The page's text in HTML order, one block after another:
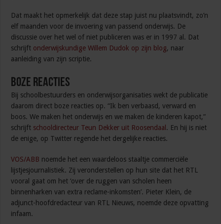
Dat maakt het opmerkelijk dat deze stap juist nu plaatsvindt, zo’n
elf maanden voor de invoering van passend onderwijs. De
discussie over het wel of niet publiceren was er in 1997 al. Dat
schrijft onderwijskundige Willem Dudok op zijn blog, naar
aanleiding van zijn scriptie.
Boze reacties
Bij schoolbestuurders en onderwijsorganisaties wekt de publicatie
daarom direct boze reacties op. “Ik ben verbaasd, verward en
boos. We maken het onderwijs en we maken de kinderen kapot,”
schrijft schooldirecteur Teun Dekker uit Roosendaal . En hij is niet
de enige, op Twitter regende het dergelijke reacties.
VOS/ABB noemde het een waardeloos staaltje commerciële
lijstjesjournalistiek. Zij veronderstellen op hun site dat het RTL
vooral gaat om het ‘over de ruggen van scholen heen
binnenharken van extra reclame-inkomsten’. Pieter Klein, de
adjunct-hoofdredacteur van RTL Nieuws, noemde deze opvatting
infaam.